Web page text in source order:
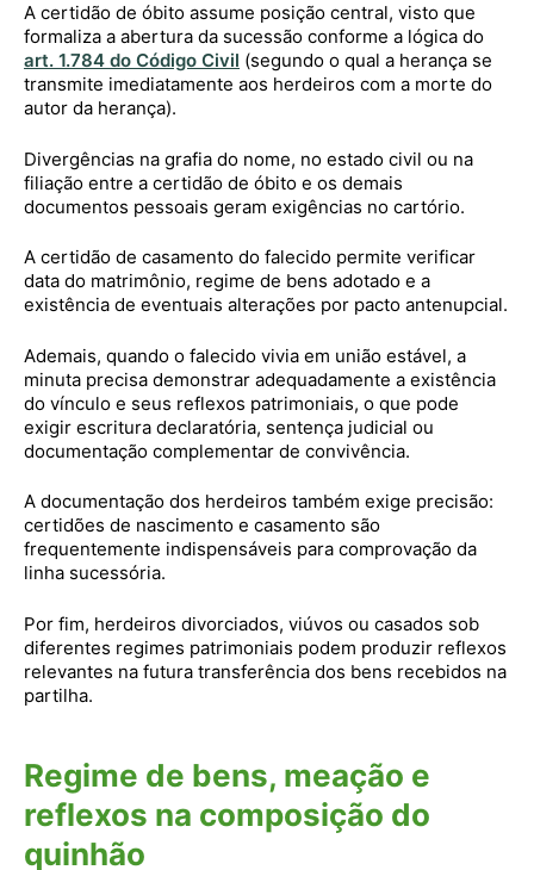
A certidão de óbito assume posição central, visto que
formaliza a abertura da sucessão conforme a lógica do
art. 1.784 do Código Civil (segundo o qual a herança se
transmite imediatamente aos herdeiros com a morte do
autor da herança).
Divergências na grafia do nome, no estado civil ou na
filiação entre a certidão de óbito e os demais
documentos pessoais geram exigências no cartório.
A certidão de casamento do falecido permite verificar
data do matrimônio, regime de bens adotado e a
existência de eventuais alterações por pacto antenupcial.
Ademais, quando o falecido vivia em união estável, a
minuta precisa demonstrar adequadamente a existência
do vínculo e seus reflexos patrimoniais, o que pode
exigir escritura declaratória, sentença judicial ou
documentação complementar de convivência.
A documentação dos herdeiros também exige precisão:
certidões de nascimento e casamento são
frequentemente indispensáveis para comprovação da
linha sucessória.
Por fim, herdeiros divorciados, viúvos ou casados sob
diferentes regimes patrimoniais podem produzir reflexos
relevantes na futura transferência dos bens recebidos na
partilha.
Regime de bens, meação e
reflexos na composição do
quinhão